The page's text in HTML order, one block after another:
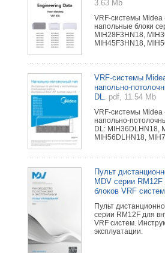
3.63 Mb
VRF-системы Midea
напольные блоки
MIH28F3HN18,
MIH45F3HN18,
VRF-системы
напольно-
DL.
pdf, 11.54 Mb
VRF-системы Midea
напольно-
DL: MIH36DLHN18,
MIH56DLHN18,
Пульт
MDV серии
блоков VRF систем.
Пульт
серии RM12F для
VRF систем.
эксплуатации.